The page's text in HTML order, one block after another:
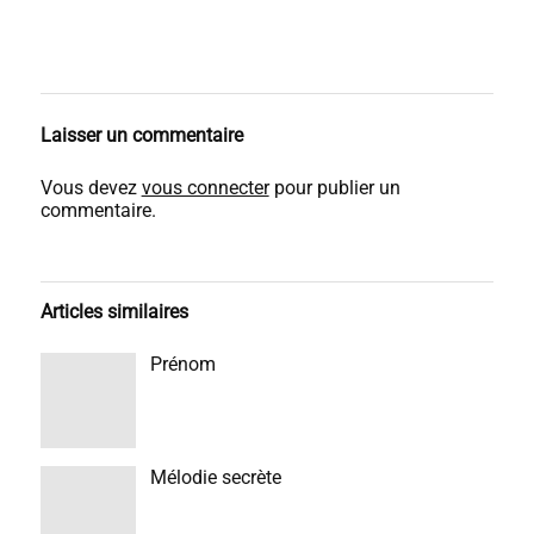
Laisser un commentaire
Vous devez vous connecterpour publier un
commentaire.
Articles similaires
Prénom
Mélodie secrète